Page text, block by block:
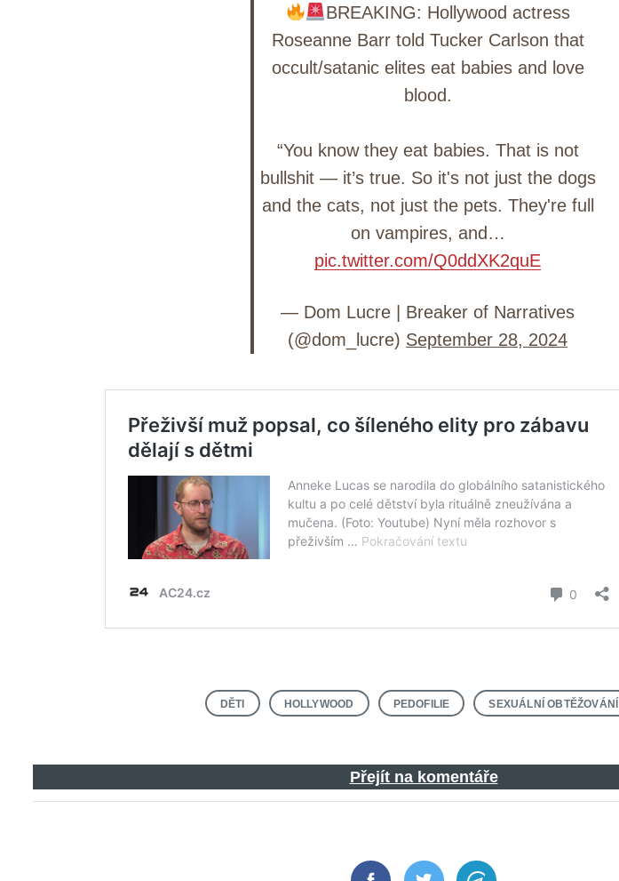
BREAKING: Hollywood actress
Roseanne Barr told Tucker Carlson that
occult/satanic elites eat babies and love
blood.
“You know they eat babies. That is not
bullshit — it’s true. So it's not just the dogs
and the cats, not just the pets. They're full
on vampires, and…
pic.twitter.com/Q0ddXK2quE
— Dom Lucre | Breaker of Narratives
(@dom_lucre) September 28, 2024
DĚTI HOLLYWOOD PEDOFILIE SEXUÁLNÍ OBTĚŽOVÁNÍ
Přejít na komentáře